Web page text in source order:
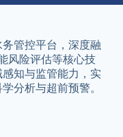
管控平台，深度融
风险评估等核心技
知与监管能力，实
分析与超前预警。